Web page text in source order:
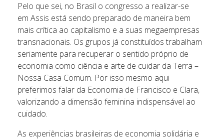
Pelo que sei, no Brasil o congresso a realizar-se
em Assis está sendo preparado de maneira bem
mais crítica ao capitalismo e a suas megaempresas
transnacionais. Os grupos já constituídos trabalham
seriamente para recuperar o sentido próprio de
economia como ciência e arte de cuidar da Terra –
Nossa Casa Comum. Por isso mesmo aqui
preferimos falar da Economia de Francisco e Clara,
valorizando a dimensão feminina indispensável ao
cuidado.
As experiências brasileiras de economia solidária e